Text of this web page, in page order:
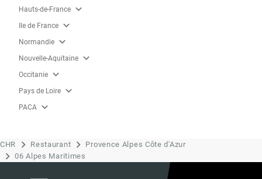
Hauts-de-France expand_more
Ile de France expand_more
Normandie expand_more
Nouvelle-Aquitaine expand_more
Occitanie expand_more
Pays de Loire expand_more
PACA expand_more
CHR Restaurant
Provence Alpes Côte d'Azur
06 Alpes Maritimes